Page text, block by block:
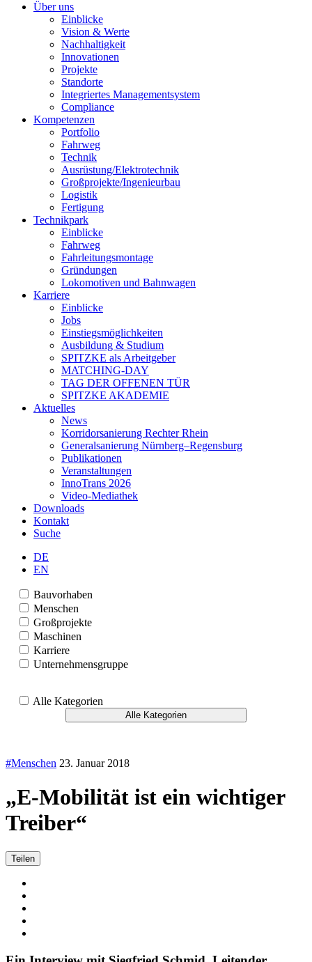
Über uns
Einblicke
Vision & Werte
Nachhaltigkeit
Innovationen
Projekte
Standorte
Integriertes Managementsystem
Compliance
Kompetenzen
Portfolio
Fahrweg
Technik
Ausrüstung/Elektrotechnik
Großprojekte/Ingenieurbau
Logistik
Fertigung
Technikpark
Einblicke
Fahrweg
Fahrleitungsmontage
Gründungen
Lokomotiven und Bahnwagen
Karriere
Einblicke
Jobs
Einstiegsmöglichkeiten
Ausbildung & Studium
SPITZKE als Arbeitgeber
MATCHING-DAY
TAG DER OFFENEN TÜR
SPITZKE AKADEMIE
Aktuelles
News
Korridorsanierung Rechter Rhein
Generalsanierung Nürnberg–Regensburg
Publikationen
Veranstaltungen
InnoTrans 2026
Video-Mediathek
Downloads
Kontakt
Suche
DE
EN
Bauvorhaben
Menschen
Großprojekte
Maschinen
Karriere
Unternehmensgruppe
Alle Kategorien
Alle Kategorien
#Menschen 23. Januar 2018
„E-Mobilität ist ein wichtiger
Treiber“
Teilen